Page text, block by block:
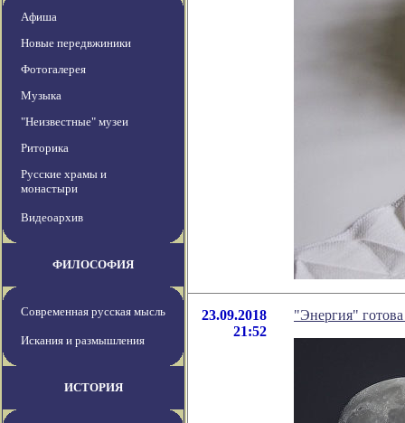
Афиша
Новые передвжиники
Фотогалерея
Музыка
"Неизвестные" музеи
Риторика
Русские храмы и
монастыри
Видеоархив
ФИЛОСОФИЯ
Современная русская мысль
Искания и размышления
ИСТОРИЯ
23.09.2018
21:52
"Энергия"